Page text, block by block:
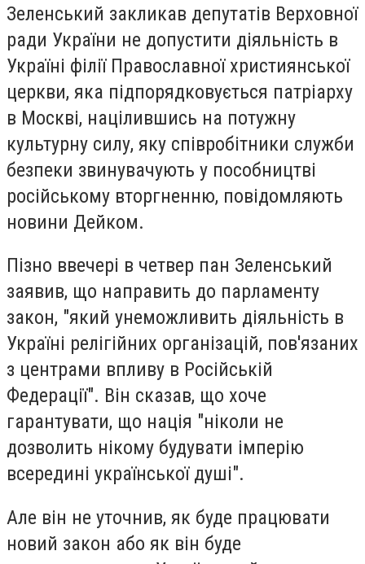
Зеленський закликав депутатів Верховної
ради України не допустити діяльність в
Україні філії Православної християнської
церкви, яка підпорядковується патріарху
в Москві, націлившись на потужну
культурну силу, яку співробітники служби
безпеки звинувачують у пособництві
російському вторгненню, повідомляють
новини Дейком.
Пізно ввечері в четвер пан Зеленський
заявив, що направить до парламенту
закон, "який унеможливить діяльність в
Україні релігійних організацій, пов'язаних
з центрами впливу в Російській
Федерації". Він сказав, що хоче
гарантувати, що нація "ніколи не
дозволить нікому будувати імперію
всередині української душі".
Але він не уточнив, як буде працювати
новий закон або як він буде